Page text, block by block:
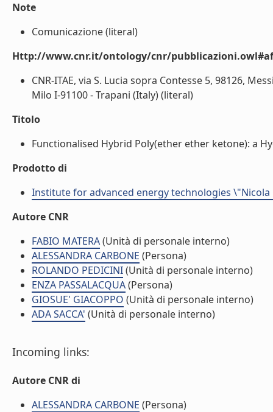
Note
Comunicazione (literal)
Http://www.cnr.it/ontology/cnr/
CNR-ITAE, via S. Lucia sopra Contesse 5, 98126,
Milo I-91100 - Trapani (Italy) (literal)
Titolo
Functionalised Hybrid Poly(ether ether ketone): a
Prodotto di
Institute for advanced energy technologies \"Nicola
Autore CNR
FABIO MATERA(Unità di personale interno)
ALESSANDRA CARBONE (Persona)
ROLANDO PEDICINI(Unità di personale interno)
ENZA PASSALACQUA(Persona)
GIOSUE' GIACOPPO (Unità di personale interno)
ADA SACCA' (Unità di personale interno)
Incoming links:
Autore CNR di
ALESSANDRA CARBONE (Persona)